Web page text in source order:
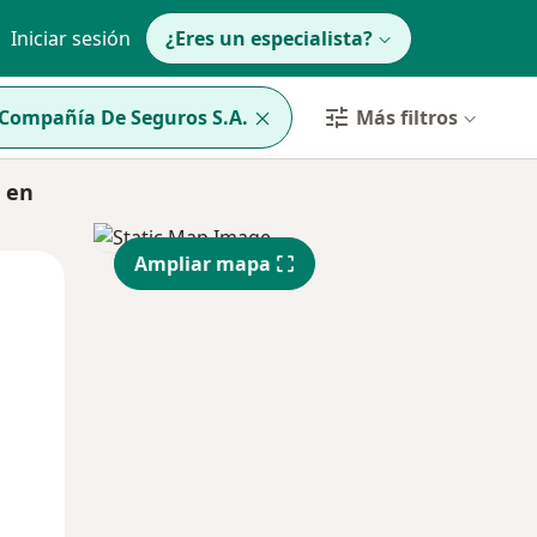
Iniciar sesión ¿Eres un especialista?
De Seguros S.A. Más filtros
en
Mar Mié
Ampliar mapa